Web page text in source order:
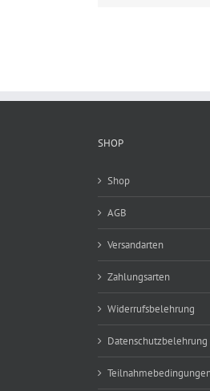
SHOP
Shop
AGB
Versandarten
Zahlungsarten
Widerrufsbelehrung
Datenschutzbelehrung